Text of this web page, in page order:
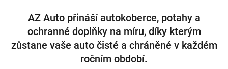
á
d
a
c
í
p
AZ Auto přináší autokoberce, potahy a
ochranné doplňky na míru, díky kterým
zůstane vaše auto čisté a chráněné v každém
ročním období.